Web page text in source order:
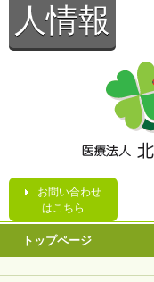
人情報
お問い合わせ
はこちら
トップページ